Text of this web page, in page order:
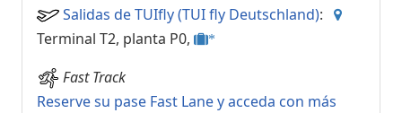
Salidas de TUIfly (TUI fly Deutschland):
Terminal T2, planta P0,
*
Fast Track
Reserve su pase Fast Lane y acceda con más